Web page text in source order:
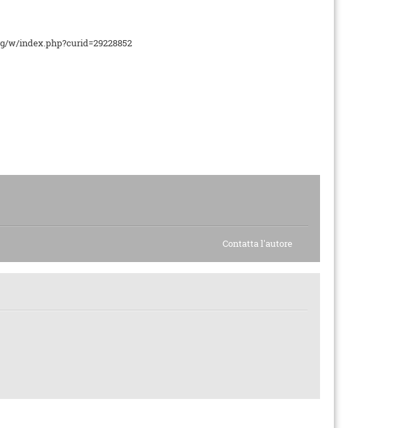
w/index.php?curid=29228852
Contatta l'autore